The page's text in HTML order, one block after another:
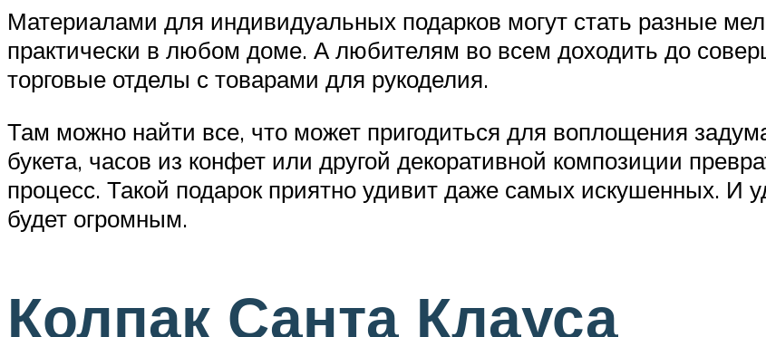
Материалами для индивидуальных подарков могут стать разные
практически в любом доме. А любителям во всем доходить до
торговые отделы с товарами для рукоделия.
Там можно найти все, что может пригодиться для воплощения
букета, часов из конфет или другой декоративной композиции
процесс. Такой подарок приятно удивит даже самых искушенных. И
будет огромным.
Колпак Санта Клауса